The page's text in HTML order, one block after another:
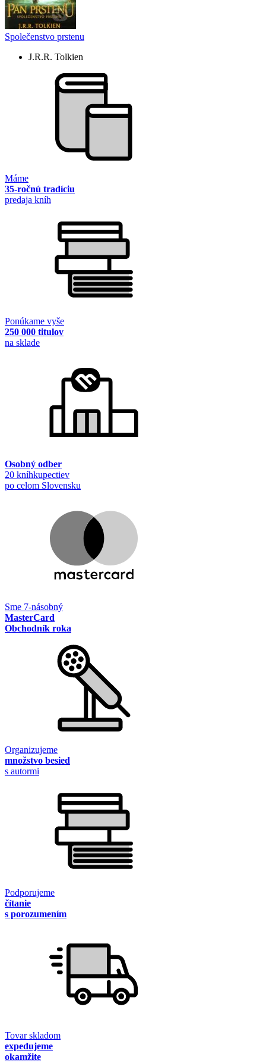
Společenstvo prstenu
J.R.R. Tolkien
Máme
35-ročnú tradíciu
predaja kníh
Ponúkame vyše
250 000 titulov
na sklade
Osobný odber
20 kníhkupectiev
po celom Slovensku
Sme 7-násobný
MasterCard
Obchodník roka
Organizujeme
množstvo besied
s autormi
Podporujeme
čítanie
s porozumením
Tovar skladom
expedujeme
okamžite